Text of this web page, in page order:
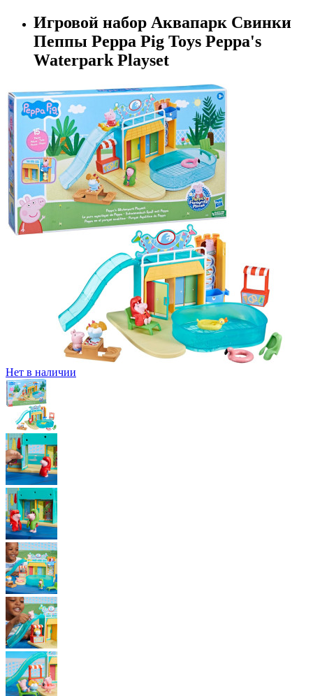
Игровой набор Аквапарк Свинки
Пеппы Peppa Pig Toys Peppa's
Waterpark Playset
Нет в наличии